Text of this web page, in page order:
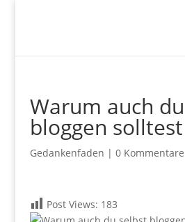
Warum auch
bloggen solltest
Gedankenfaden | 0 Kommentare
Post Views: 183